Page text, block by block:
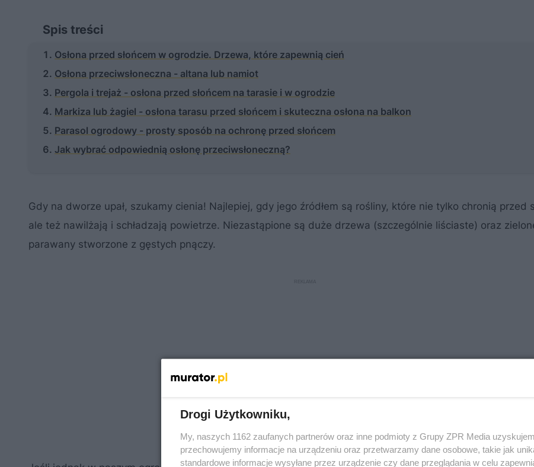
Spis treści
Osłona przed słońcem w ogrodzie. Drzewa, które zapewnią cień
Osłona przeciwsłoneczna - altana lub namiot
Pergola i trejaż - osłona przed słońcem na tarasie i w ogrodzie
Markiza lub żagiel - osłona tarasu przed słońcem i skuteczna osłona na balkon
Parasol ogrodowy - prosty sposób na ochronę przed słońcem
Jak wybrać odpowiednią osłonę przeciwsłoneczną?
Gdy na dworze upał, szukamy cienia! Najlepiej, gdy jego źródłem są rośliny, które nie tylko chronią przed
ale też nawilżają i schładzają powietrze. Niezastąpione są duże drzewa (szczególnie liściaste) oraz
parawany stworzone z gęstych pnączy.
Drogi Użytkowniku,
My, naszych 1162 zaufanych partnerów oraz inne podmioty z Grupy ZPR Media
przechowujemy informacje na urządzeniu oraz przetwarzamy dane osobowe, takie jak
standardowe informacje wysyłane przez urządzenie czy dane przeglądania w celu